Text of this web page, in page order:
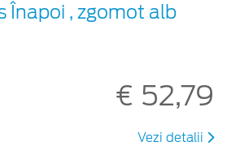
Înapoi , zgomot alb
€ 52,79
Vezi detalii